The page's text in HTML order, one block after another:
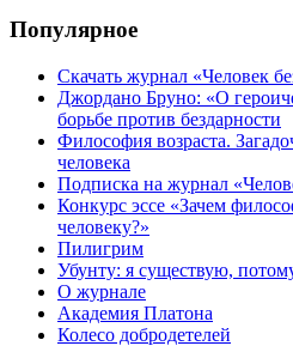
Популярное
Скачать журнал «Человек
Джордано Бруно: «О
борьбе против бездарности
Философия возраста.
человека
Подписка на журнал
Конкурс эссе «Зачем
человеку?»
Пилигрим
Убунту: я существую,
О журнале
Академия Платона
Колесо добродетелей